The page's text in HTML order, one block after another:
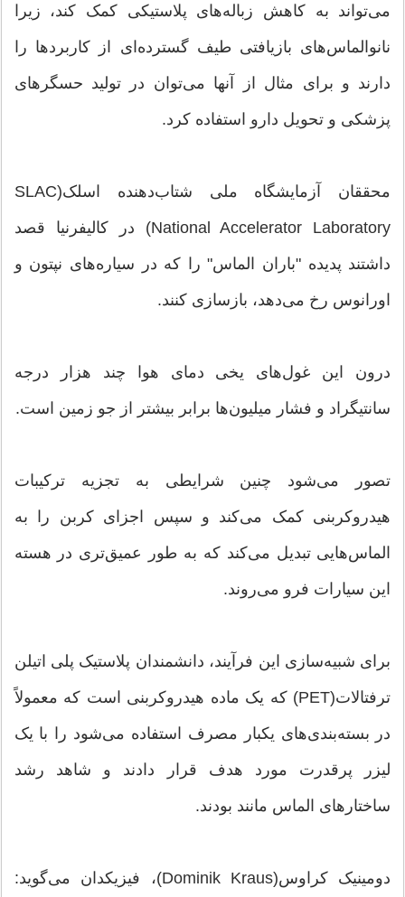
می‌تواند به کاهش زباله‌های پلاستیکی کمک کند، زیرا
نانوالماس‌های بازیافتی طیف گسترده‌ای از کاربردها را
دارند و برای مثال از آنها می‌توان در تولید حسگرهای
پزشکی و تحویل دارو استفاده کرد.
محققان آزمایشگاه ملی شتاب‌دهنده اسلک(SLAC
National Accelerator Laboratory) در کالیفرنیا قصد
داشتند پدیده "باران الماس" را که در سیاره‌های نپتون و
اورانوس رخ می‌دهد، بازسازی کنند.
درون این غول‌های یخی دمای هوا چند هزار درجه
سانتیگراد و فشار میلیون‌ها برابر بیشتر از جو زمین است.
تصور می‌شود چنین شرایطی به تجزیه ترکیبات
هیدروکربنی کمک می‌کند و سپس اجزای کربن را به
الماس‌هایی تبدیل می‌کند که به طور عمیق‌تری در هسته
این سیارات فرو می‌روند.
برای شبیه‌سازی این فرآیند، دانشمندان پلاستیک پلی اتیلن
ترفتالات(PET) که یک ماده هیدروکربنی است که معمولاً
در بسته‌بندی‌های یکبار مصرف استفاده می‌شود را با یک
لیزر پرقدرت مورد هدف قرار دادند و شاهد رشد
ساختارهای الماس مانند بودند.
دومینیک کراوس(Dominik Kraus)، فیزیکدان می‌گوید: